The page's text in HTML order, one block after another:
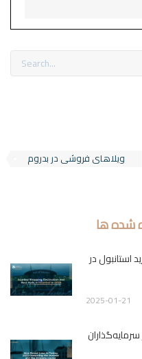
ویلاهای فروشی در بدروم
شده ها
استانبول در
2025-01-21
۲۰۲۵: حمایت از سرمایه‌گذاران